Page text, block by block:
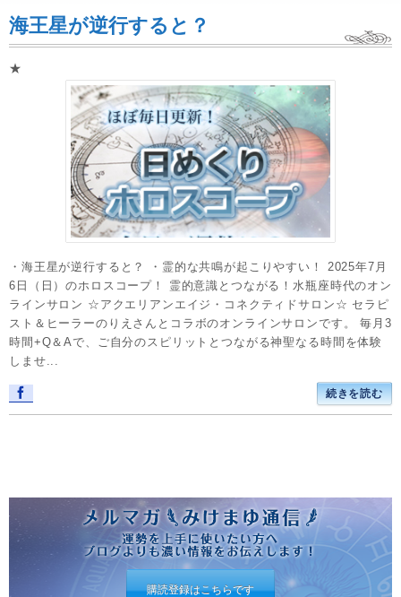
海王星が逆行すると？
★
・海王星が逆行すると？ ・霊的な共鳴が起こりやすい！ 2025年7月
6日（日）のホロスコープ！ 霊的意識とつながる！水瓶座時代のオン
ラインサロン ☆アクエリアンエイジ・コネクティドサロン☆ セラピ
スト＆ヒーラーのりえさんとコラボのオンラインサロンです。 毎月3
時間+Q＆Aで、ご自分のスピリットとつながる神聖なる時間を体験
しませ...
続きを読む
購読登録はこちらです